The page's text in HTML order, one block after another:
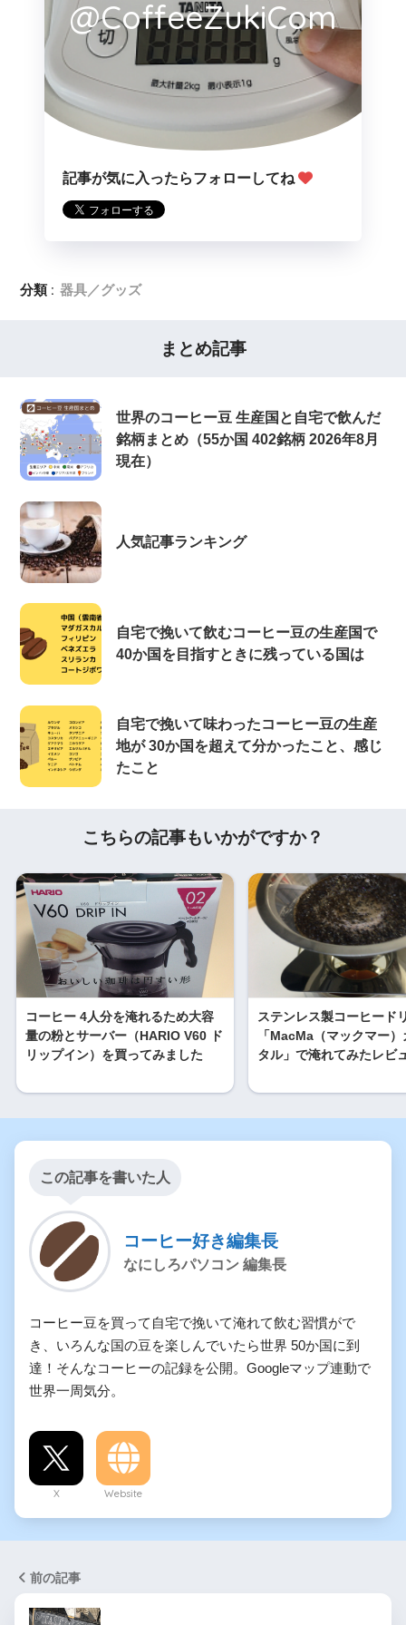
@CoffeeZukiCom
記事が気に入ったらフォローしてね
分類 : 器具／グッズ
まとめ記事
世界のコーヒー豆 生産国と自宅で飲んだ
銘柄まとめ（55か国 402銘柄 2026年8月
現在）
人気記事ランキング
自宅で挽いて飲むコーヒー豆の生産国で
40か国を目指すときに残っている国は
自宅で挽いて味わったコーヒー豆の生産
地が 30か国を超えて分かったこと、感じ
たこと
こちらの記事もいかがですか？
コーヒー 4人分を淹れるため大容
量の粉とサーバー（HARIO V60 ド
リップイン）を買ってみました
ステンレス製コーヒード
「MacMa（マックマー
タル」で淹れてみたレビ
この記事を書いた人
コーヒー好き編集長
なにしろパソコン 編集長
コーヒー豆を買って自宅で挽いて淹れて飲む習慣がで
き、いろんな国の豆を楽しんでいたら世界 50か国に到
達！そんなコーヒーの記録を公開。Googleマップ連動で
世界一周気分。
X Website
前の記事